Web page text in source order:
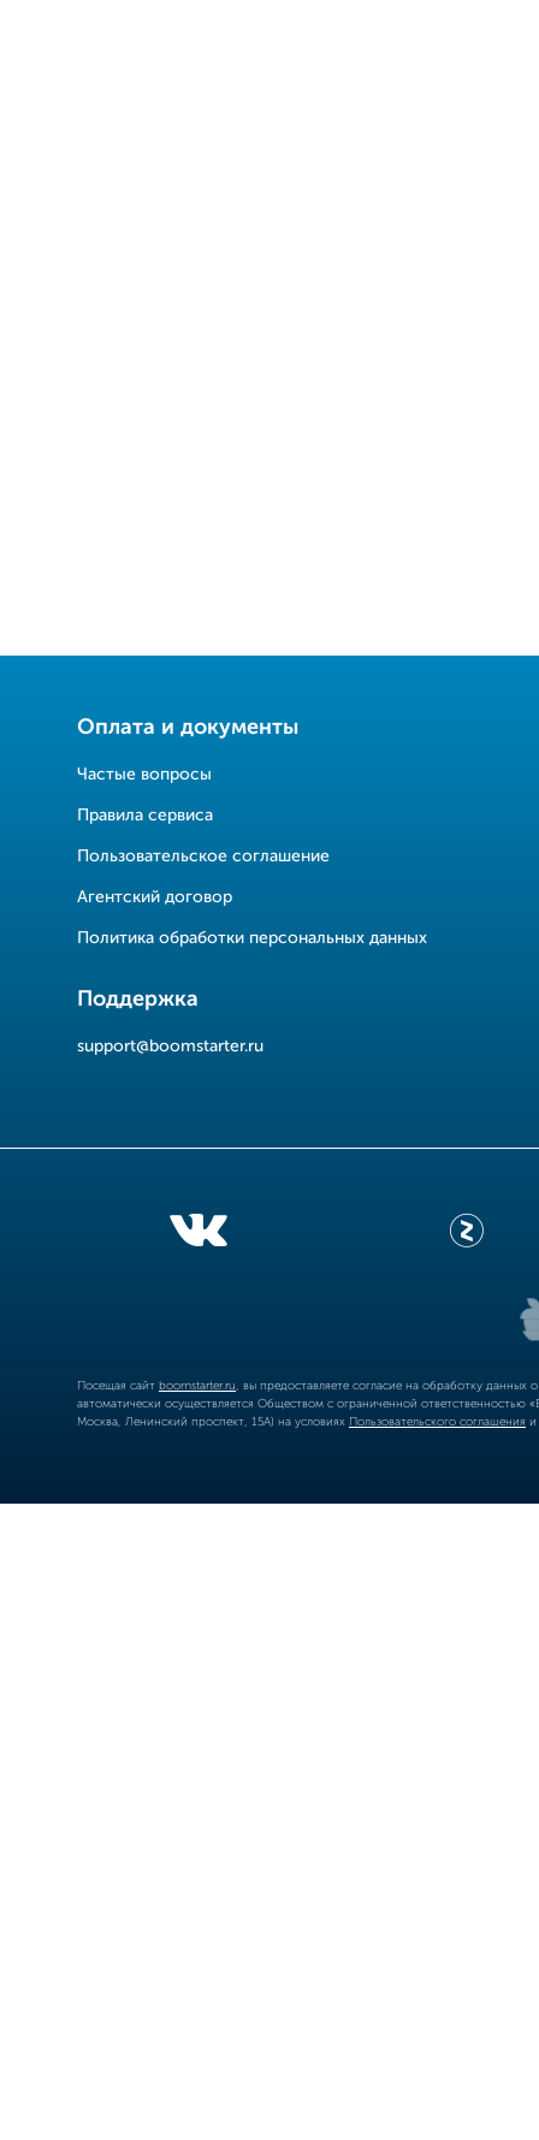
Оплата и документы
Частые вопросы
Правила сервиса
Пользовательское соглашение
Агентский договор
Политика обработки персональных данных
Поддержка
support@boomstarter.ru
Посещая сайт boomstarter.ru , вы предоставляете согласие на обработку
автоматически осуществляется Обществом с ограниченной
Москва, Ленинский проспект, 15А) на условиях Пользовательского соглашения и